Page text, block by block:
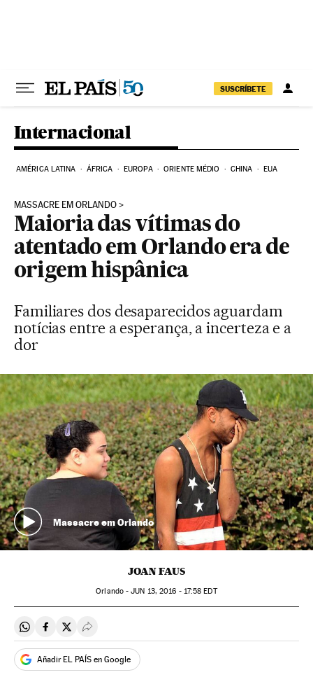
SUSCRÍBETE
Internacional
AMÉRICA LATINA ÁFRICA EUROPA ORIENTE MÉDIO CHINA EUA
MASSACRE EM ORLANDO
Maioria das vítimas do
atentado em Orlando era de
origem hispânica
Familiares dos desaparecidos aguardam
notícias entre a esperança, a incerteza e a
dor
Massacre em Orlando
JOAN FAUS
Orlando -JUN 13, 2016 - 17:58 EDT
Compartir en Whatsapp
Compartir en Facebook
Compartir en Twitter
Desplegar Redes Sociales
Añadir EL PAÍS en Google